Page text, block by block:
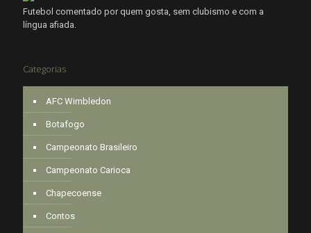
Futebol comentado por quem gosta, sem clubismo e com a
língua afiada.
Categorias
AFC Wimbledon
Botafogo
Campeonato Brasileiro
Campeonato Carioca
Chapecoense
Contos